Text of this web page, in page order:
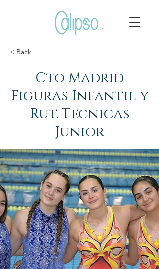
< Back
Cto Madrid
Figuras Infantil y
Rut. Tecnicas
Junior